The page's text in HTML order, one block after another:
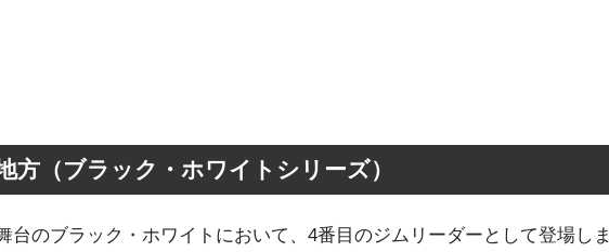
方（ブラック・ホワイトシリーズ）
台のブラック・ホワイトにおいて、4番目のジムリーダーとして登場しま